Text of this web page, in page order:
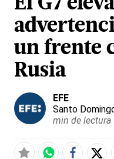
El G7
un frente
Rusia
EFE
Santo
min de lectura